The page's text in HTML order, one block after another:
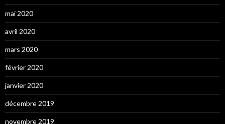
mai 2020
avril 2020
mars 2020
février 2020
janvier 2020
décembre 2019
novembre 2019